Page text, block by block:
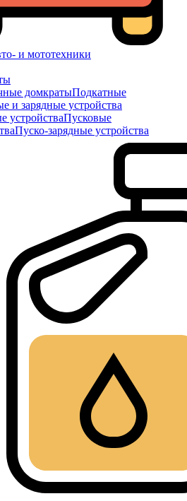
и мототехники
домкратыПодкатные
и зарядные устройства
устройстваПусковые
Пуско-зарядные устройства